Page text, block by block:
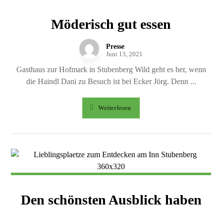
Möderisch gut essen
Presse
Juni 13, 2021
Gasthaus zur Hofmark in Stubenberg Wild geht es her, wenn
die Haindl Dani zu Besuch ist bei Ecker Jörg. Denn ...
Weiterlesen
Den schönsten Ausblick haben